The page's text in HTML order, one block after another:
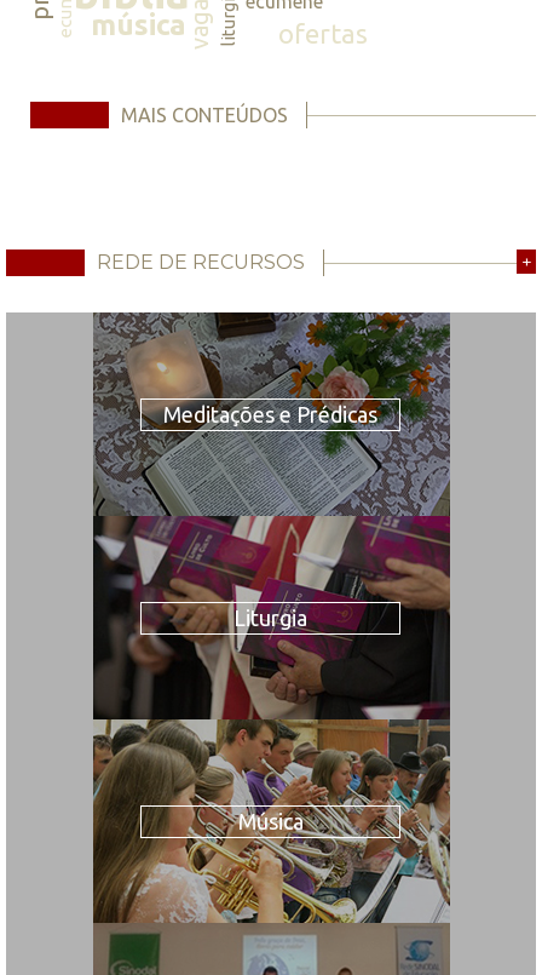
músicavagasliturgia ofertas
MAIS CONTEÚDOS
REDE DE RECURSOS +
Meditações e Prédicas
Liturgia
Música